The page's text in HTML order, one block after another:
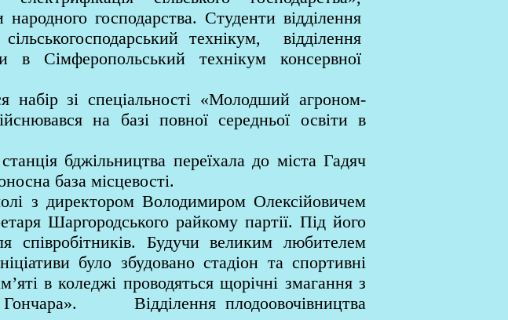
господарства. Студенти відділення
технікум, відділення
в Сімферопольський технікум консервної
набір зі спеціальності «Молодший агроном-
на базі повної середньої освіти в
бджільництва переїхала до міста Гадяч
база місцевості.
з директором Володимиром Олексійовичем
Шаргородського райкому партії. Під його
співробітників. Будучи великим любителем
було збудовано стадіон та спортивні
в коледжі проводяться щорічні змагання з
Гончара». Відділення плодоовочівництва